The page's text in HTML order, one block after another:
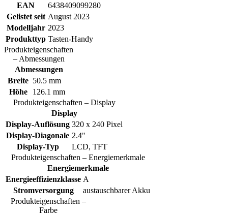
EAN
6438409099280
Gelistet seit August 2023
Modelljahr 2023
Produkttyp Tasten-Handy
Produkteigenschaften
– Abmessungen
Abmessungen
Breite 50.5 mm
Höhe
126.1 mm
Produkteigenschaften – Display
Display
Display-Auflösung 320 x 240 Pixel
Display-Diagonale 2.4"
Display-Typ
LCD, TFT
Produkteigenschaften – Energiemerkmale
Energiemerkmale
Energieeffizienzklasse A
Stromversorgung
austauschbarer Akku
Produkteigenschaften –
Farbe